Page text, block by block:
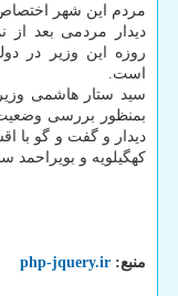
مردم این شهر
دیدار مردمی بعد
روزه این وزیر در
است.
سید ستار هاشمی
بمنظور بررسی وضعیت
دیدار و گفت و گو با
کهگیلویه و بویراحمد
منبع: php-jquery.ir